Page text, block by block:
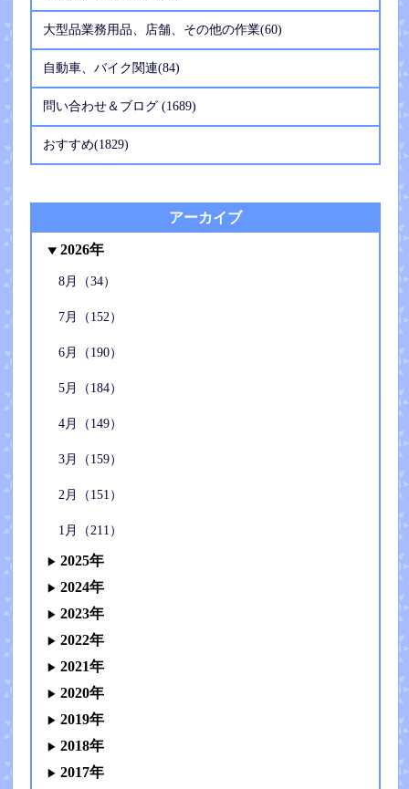
大型品業務用品、店舗、その他の作業(60)
自動車、バイク関連(84)
問い合わせ＆ブログ (1689)
おすすめ(1829)
アーカイブ
2026年
8月（34）
7月（152）
6月（190）
5月（184）
4月（149）
3月（159）
2月（151）
1月（211）
2025年
2024年
2023年
2022年
2021年
2020年
2019年
2018年
2017年